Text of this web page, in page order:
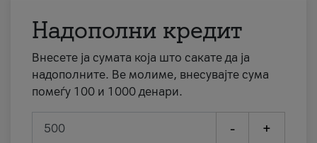
Надополни кредит
Внесете ја сумата која што сакате да ја
надополните. Ве молиме, внесувајте сума
помеѓу 100 и 1000 денари.
- +